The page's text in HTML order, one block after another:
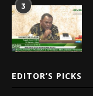
3
EDITOR’S PICKS